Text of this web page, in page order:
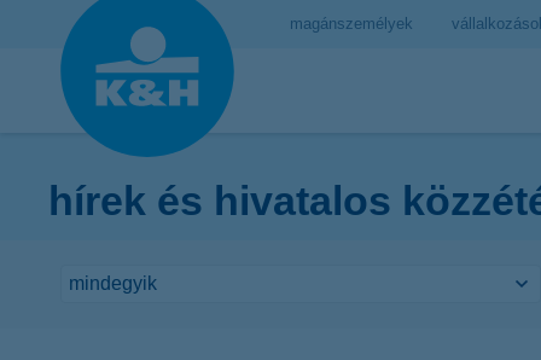
magánszemélyek
hírek és hivatalos